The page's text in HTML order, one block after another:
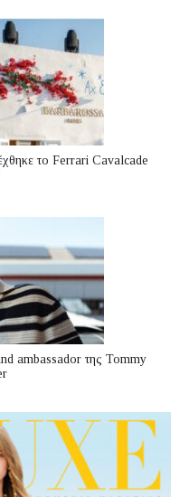
το Ferrari Cavalcade
ambassador της Tommy